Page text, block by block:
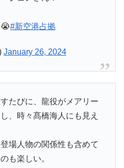
😭#新空港占拠
January 26, 2024
たびに、龍役がメアリー
、時々髙橋海人にも見え
場人物の関係性も含めて
も楽しい。